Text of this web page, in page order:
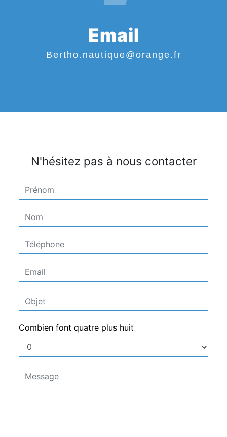
Email
bertho.nautique@orange.fr
N'hésitez pas à nous contacter
Combien font quatre plus huit